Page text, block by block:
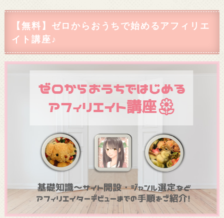
【無料】ゼロからおうちで始めるアフィリエ
イト講座♪